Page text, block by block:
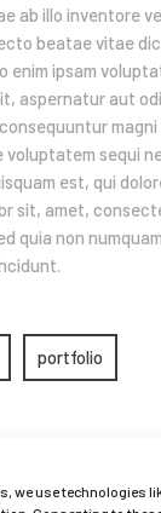
we use technologies
ab illo inventore
beatae vitae
enim ipsam
aspernatur aut
magni
voluptatem sequi
est, qui
sit, amet,
quia non
portfolio